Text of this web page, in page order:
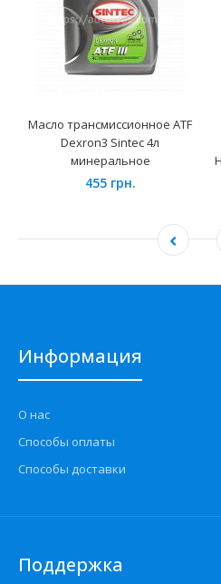
Масло трансмиссионное ATF
Dexron3 Sintec 4л
минеральное
455 грн.
Информация
О нас
Способы оплаты
Способы доставки
Поддержка